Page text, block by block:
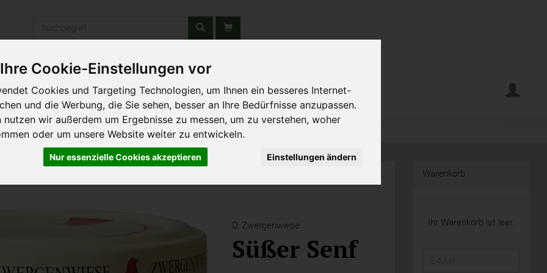
Cookie-Einstellungen vor
Cookies und Targeting Technologien, um Ihnen ein besseres Internet-
und die Werbung, die Sie sehen, besser an Ihre Bedürfnisse anzupassen.
nutzen wir außerdem um Ergebnisse zu messen, um zu verstehen, woher
oder um unsere Website weiter zu entwickeln.
Nur essenzielle Cookies akzeptieren Einstellungen ändern
& Schulen Liefergebiet Wochenmarkt
D, Zwergenwiese
Süßer Senf
Warenkorb
Ihr Warenkorb ist leer.